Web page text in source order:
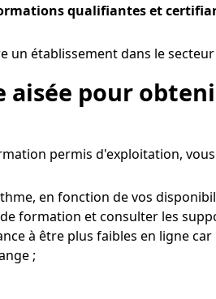
qualifiantes et
établissement dans le
aisée pour
permis d'exploitation,
en fonction de vos
formation et consulter les
à être plus faibles en ligne
;